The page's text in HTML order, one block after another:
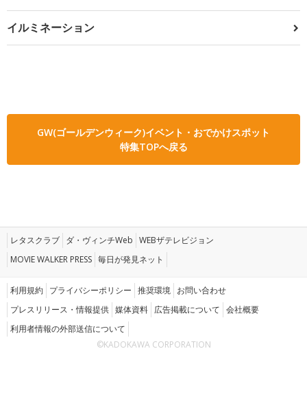
イルミネーション
GW(ゴールデンウィーク)イベント・おでかけスポット
特集TOPへ戻る
レタスクラブ ダ・ヴィンチWeb WEBザテレビジョン
MOVIE WALKER PRESS 毎日が発見ネット
利用規約 プライバシーポリシー 推奨環境 お問い合わせ
プレスリリース・情報提供 媒体資料 広告掲載について 会社概要
利用者情報の外部送信について
©KADOKAWA CORPORATION